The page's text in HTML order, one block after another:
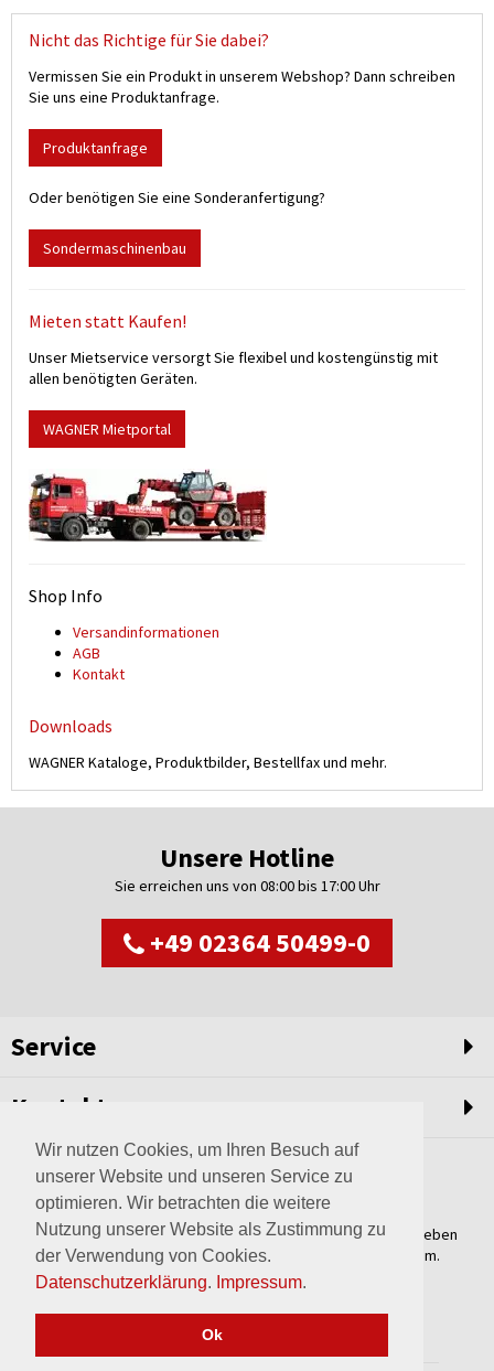
Wir nutzen Cookies, um Ihren Besuch auf
unserer Website und unseren Service zu
optimieren. Wir betrachten die weitere
Nutzung unserer Website als Zustimmung zu
der Verwendung von Cookies.
Datenschutzerklärung. Impressum.
Ok
Nicht das Richtige für Sie dabei?
Vermissen Sie ein Produkt in unserem Webshop? Dann schreiben
Sie uns eine Produktanfrage.
Produktanfrage
Oder benötigen Sie eine Sonderanfertigung?
Sondermaschinenbau
Mieten statt Kaufen!
Unser Mietservice versorgt Sie flexibel und kostengünstig mit
allen benötigten Geräten.
WAGNER Mietportal
Shop Info
Versand­informationen
AGB
Kontakt
Downloads
WAGNER Kataloge, Produktbilder, Bestellfax und mehr.
Unsere Hotline
Sie erreichen uns von 08:00 bis 17:00 Uhr
+49 02364 50499-0
Service
Kontakt
Weltweit setzen wir unsere Erfahrungswerte und unser Streben
nach innovativen Lösungen in unvergleichliche Anlagen um.
Erfahren Sie mehr über uns.